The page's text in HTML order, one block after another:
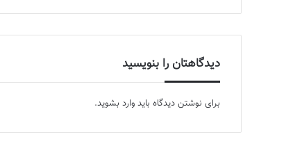
دیدگاهتان را بنویسید
برای نوشتن دیدگاه باید وارد بشوید.